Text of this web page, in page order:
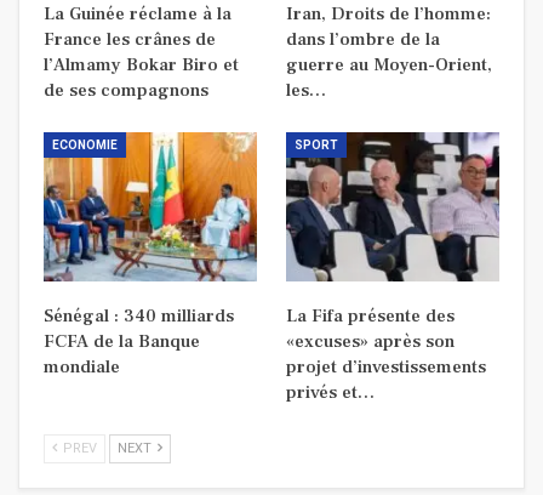
La Guinée réclame à la
France les crânes de
l’Almamy Bokar Biro et
de ses compagnons
Iran, Droits de l’homme:
dans l’ombre de la
guerre au Moyen-Orient,
les…
ECONOMIE
Sénégal : 340 milliards
FCFA de la Banque
mondiale
SPORT
La Fifa présente des
«excuses» après son
projet d’investissements
privés et…
PREV NEXT